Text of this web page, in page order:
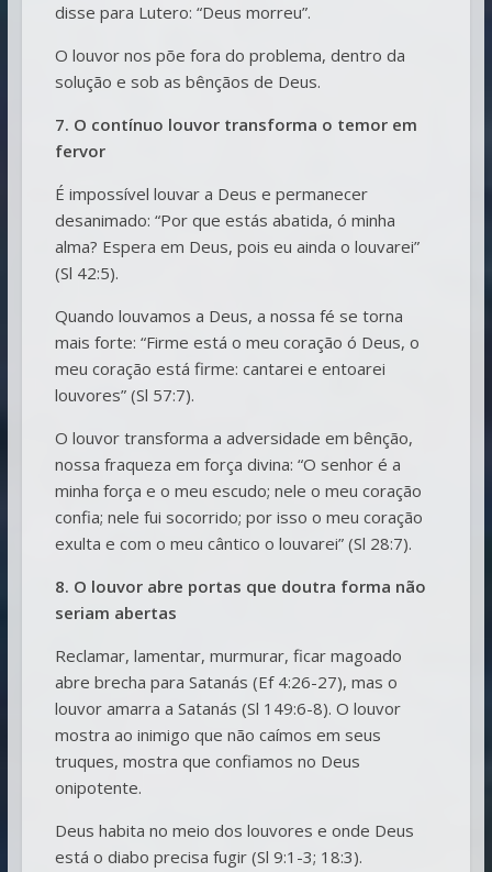
disse para Lutero: “Deus morreu”.
O louvor nos põe fora do problema, dentro da
solução e sob as bênçãos de Deus.
7. O contínuo louvor transforma o temor em
fervor
É impossível louvar a Deus e permanecer
desanimado: “Por que estás abatida, ó minha
alma? Espera em Deus, pois eu ainda o louvarei”
(Sl 42:5).
Quando louvamos a Deus, a nossa fé se torna
mais forte: “Firme está o meu coração ó Deus, o
meu coração está firme: cantarei e entoarei
louvores” (Sl 57:7).
O louvor transforma a adversidade em bênção,
nossa fraqueza em força divina: “O senhor é a
minha força e o meu escudo; nele o meu coração
confia; nele fui socorrido; por isso o meu coração
exulta e com o meu cântico o louvarei” (Sl 28:7).
8. O louvor abre portas que doutra forma não
seriam abertas
Reclamar, lamentar, murmurar, ficar magoado
abre brecha para Satanás (Ef 4:26-27), mas o
louvor amarra a Satanás (Sl 149:6-8). O louvor
mostra ao inimigo que não caímos em seus
truques, mostra que confiamos no Deus
onipotente.
Deus habita no meio dos louvores e onde Deus
está o diabo precisa fugir (Sl 9:1-3; 18:3).